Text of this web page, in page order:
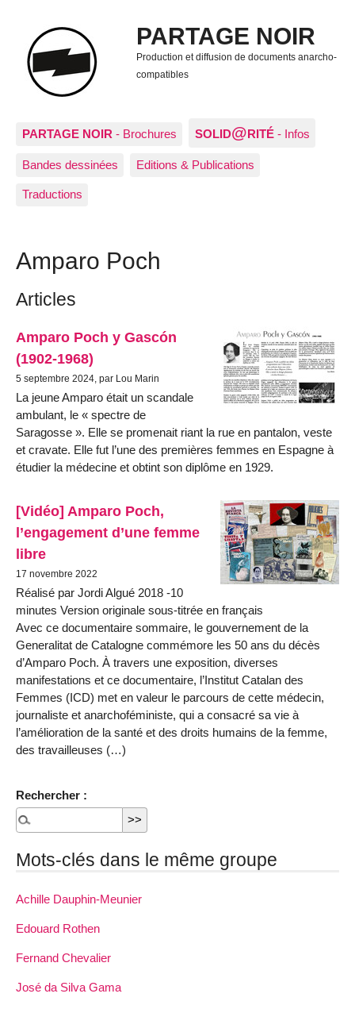
PARTAGE NOIR
Production et diffusion de documents anarcho-
compatibles
PARTAGE NOIR - Brochures SOLID@RITÉ - Infos
Bandes dessinées Editions & Publications
Traductions
Amparo Poch
Articles
Amparo Poch y Gascón
(1902-1968)
5 septembre 2024, par Lou Marin
La jeune Amparo était un scandale
ambulant, le « spectre de
Saragosse ». Elle se promenait riant la rue en pantalon, veste
et cravate. Elle fut l’une des premières femmes en Espagne à
étudier la médecine et obtint son diplôme en 1929.
[Vidéo] Amparo Poch,
l’engagement d’une femme
libre
17 novembre 2022
Réalisé par Jordi Algué 2018 -10
minutes Version originale sous-titrée en français
Avec ce documentaire sommaire, le gouvernement de la
Generalitat de Catalogne commémore les 50 ans du décès
d’Amparo Poch. À travers une exposition, diverses
manifestations et ce documentaire, l’Institut Catalan des
Femmes (ICD) met en valeur le parcours de cette médecin,
journaliste et anarchoféministe, qui a consacré sa vie à
l’amélioration de la santé et des droits humains de la femme,
des travailleuses (…)
Rechercher :
Mots-clés dans le même groupe
Achille Dauphin­-Meunier
Edouard Rothen
Fernand Chevalier
José da Silva Gama